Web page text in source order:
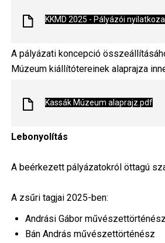
KKMD 2025 - Pályázói
A pályázati koncepció
Múzeum kiállítótereinek alaprajza
Kassák Múzeum alaprajz.pdf
Lebonyolítás
A beérkezett pályázatokról öttagú
A zsűri tagjai 2025-ben:
Andrási Gábor művészettörténész
Bán András művészettörténész